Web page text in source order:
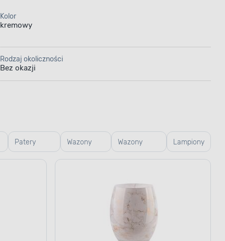
Kolor
kremowy
Rodzaj okoliczności
Bez okazji
Patery
dekoracyjne
Wazony Wazony
szkliwione
Lampiony